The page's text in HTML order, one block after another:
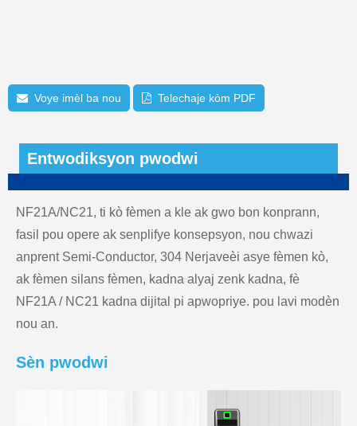
Voye imèl ba nou Telechaje kòm PDF
Entwodiksyon pwodwi
NF21A/NC21, ti kò fèmen a kle ak gwo bon konprann,
fasil pou opere ak senplifye konsepsyon, nou chwazi
anprent Semi-Conductor, 304 Nerjaveèi asye fèmen kò,
ak fèmen silans fèmen, kadna alyaj zenk kadna, fè
NF21A / NC21 kadna dijital pi apwopriye. pou lavi modèn
nou an.
Sèn pwodwi